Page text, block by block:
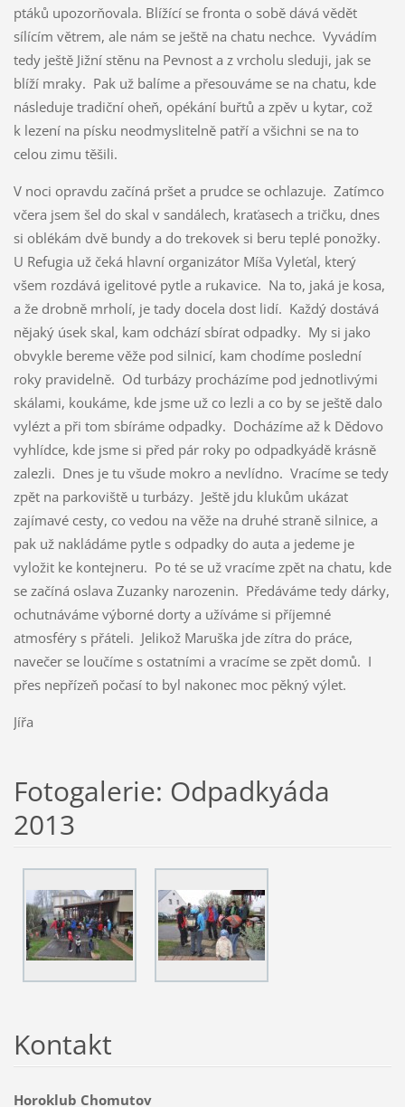
ptáků upozorňovala. Blížící se fronta o sobě dává vědět
sílícím větrem, ale nám se ještě na chatu nechce. Vyvádím
tedy ještě Jižní stěnu na Pevnost a z vrcholu sleduji, jak se
blíží mraky. Pak už balíme a přesouváme se na chatu, kde
následuje tradiční oheň, opékání buřtů a zpěv u kytar, což
k lezení na písku neodmyslitelně patří a všichni se na to
celou zimu těšili.
V noci opravdu začíná pršet a prudce se ochlazuje. Zatímco
včera jsem šel do skal v sandálech, kraťasech a tričku, dnes
si oblékám dvě bundy a do trekovek si beru teplé ponožky.
U Refugia už čeká hlavní organizátor Míša Vyleťal, který
všem rozdává igelitové pytle a rukavice. Na to, jaká je kosa,
a že drobně mrholí, je tady docela dost lidí. Každý dostává
nějaký úsek skal, kam odchází sbírat odpadky. My si jako
obvykle bereme věže pod silnicí, kam chodíme poslední
roky pravidelně. Od turbázy procházíme pod jednotlivými
skálami, koukáme, kde jsme už co lezli a co by se ještě dalo
vylézt a při tom sbíráme odpadky. Docházíme až k Dědovo
vyhlídce, kde jsme si před pár roky po odpadkyádě krásně
zalezli. Dnes je tu všude mokro a nevlídno. Vracíme se tedy
zpět na parkoviště u turbázy. Ještě jdu klukům ukázat
zajímavé cesty, co vedou na věže na druhé straně silnice, a
pak už nakládáme pytle s odpadky do auta a jedeme je
vyložit ke kontejneru. Po té se už vracíme zpět na chatu, kde
se začíná oslava Zuzanky narozenin. Předáváme tedy dárky,
ochutnáváme výborné dorty a užíváme si příjemné
atmosféry s přáteli. Jelikož Maruška jde zítra do práce,
navečer se loučíme s ostatními a vracíme se zpět domů. I
přes nepřízeň počasí to byl nakonec moc pěkný výlet.
Jířa
Fotogalerie: Odpadkyáda
2013
Kontakt
Horoklub Chomutov